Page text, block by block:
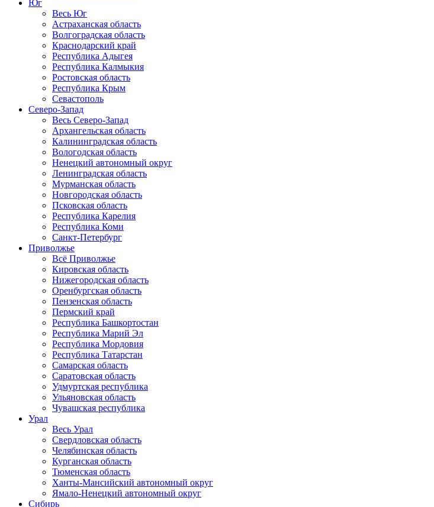
Юг
Весь Юг
Астраханская область
Волгоградская область
Краснодарский край
Республика Адыгея
Республика Калмыкия
Ростовская область
Республика Крым
Севастополь
Северо-Запад
Весь Северо-Запад
Архангельская область
Калининградская область
Вологодская область
Ненецкий автономный округ
Ленинградская область
Мурманская область
Новгородская область
Псковская область
Республика Карелия
Республика Коми
Санкт-Петербург
Приволжье
Всё Приволжье
Кировская область
Нижегородская область
Оренбургская область
Пензенская область
Пермский край
Республика Башкортостан
Республика Марий Эл
Республика Мордовия
Республика Татарстан
Самарская область
Саратовская область
Удмуртская республика
Ульяновская область
Чувашская республика
Урал
Весь Урал
Свердловская область
Челябинская область
Курганская область
Тюменская область
Ханты-Мансийский автономный округ
Ямало-Ненецкий автономный округ
Сибирь